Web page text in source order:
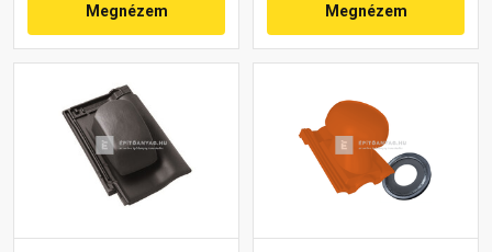
Megnézem Megnézem